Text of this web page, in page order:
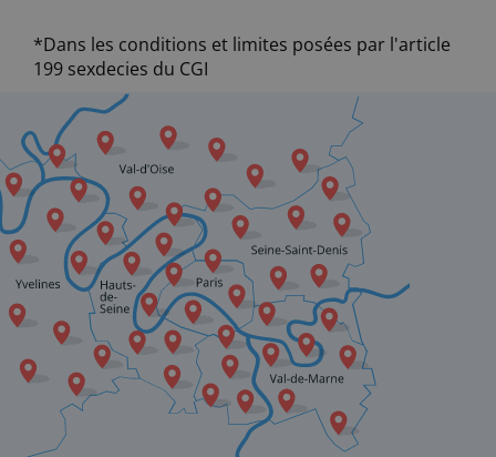
*Dans les conditions et limites posées par l'article
199 sexdecies du CGI